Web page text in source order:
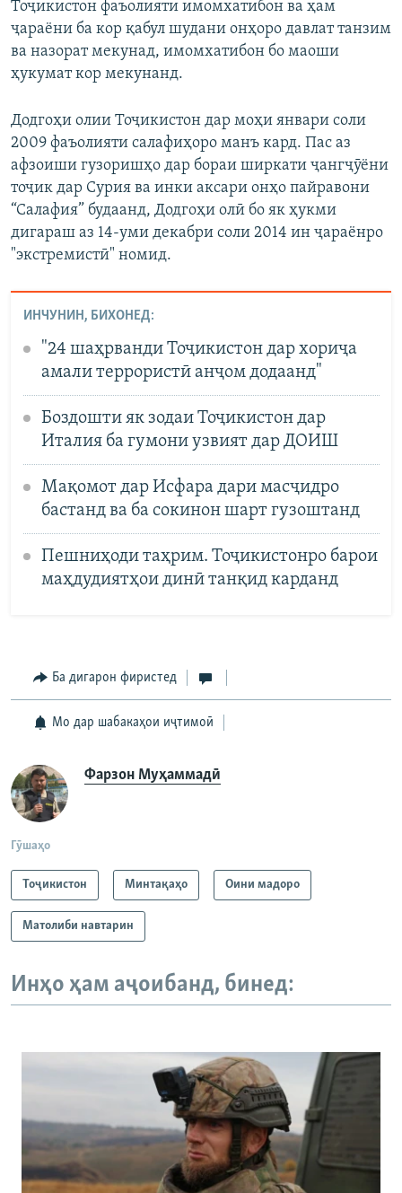
Тоҷикистон фаъолияти имомхатибон ва ҳам
ҷараёни ба кор қабул шудани онҳоро давлат танзим
ва назорат мекунад, имомхатибон бо маоши
ҳукумат кор мекунанд.
Додгоҳи олии Тоҷикистон дар моҳи январи соли
2009 фаъолияти салафиҳоро манъ кард. Пас аз
афзоиши гузоришҳо дар бораи ширкати ҷангҷӯёни
тоҷик дар Сурия ва инки аксари онҳо пайравони
“Салафия” будаанд, Додгоҳи олӣ бо як ҳукми
дигараш аз 14-уми декабри соли 2014 ин ҷараёнро
"экстремистӣ" номид.
ИНЧУНИН, БИХОНЕД:
"24 шаҳрванди Тоҷикистон дар хориҷа
амали террористӣ анҷом додаанд"
Боздошти як зодаи Тоҷикистон дар
Италия ба гумони узвият дар ДОИШ
Мақомот дар Исфара дари масҷидро
бастанд ва ба сокинон шарт гузоштанд
Пешниҳоди таҳрим. Тоҷикистонро барои
маҳдудиятҳои динӣ танқид карданд
Ба дигарон фиристед
Мо дар шабакаҳои иҷтимоӣ
Фарзон Муҳаммадӣ
Гӯшаҳо
Тоҷикистон Минтақаҳо Оини мадоро
Матолиби навтарин
Инҳо ҳам аҷоибанд, бинед: